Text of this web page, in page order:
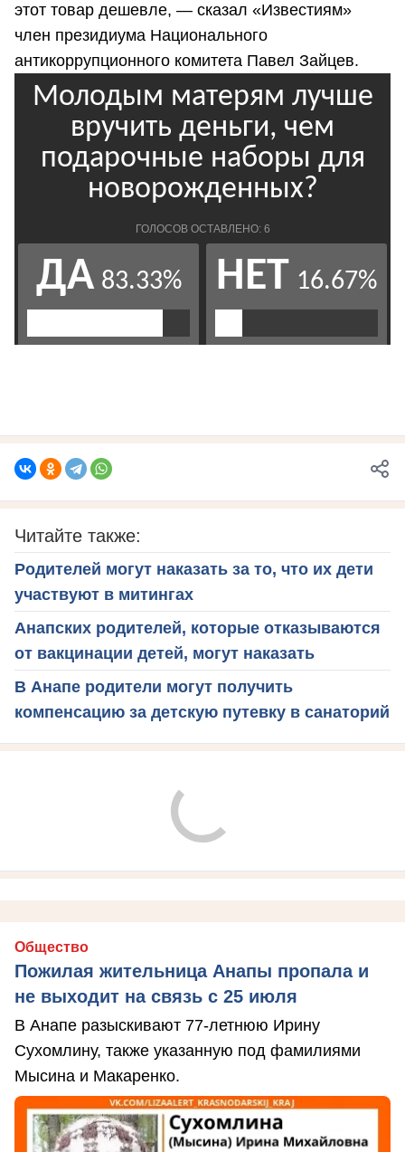
этот товар дешевле, — сказал «Известиям»
член президиума Национального
антикоррупционного комитета Павел Зайцев.
Читайте также:
Родителей могут наказать за то, что их дети
участвуют в митингах
Анапских родителей, которые отказываются
от вакцинации детей, могут наказать
В Анапе родители могут получить
компенсацию за детскую путевку в санаторий
Общество
Пожилая жительница Анапы пропала и
не выходит на связь с 25 июля
В Анапе разыскивают 77-летнюю Ирину
Сухомлину, также указанную под фамилиями
Мысина и Макаренко.